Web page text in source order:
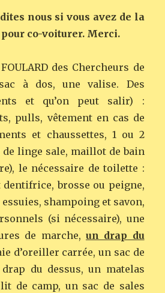
nous si vous avez de la
co-voiturer. Merci.
des Chercheurs de
à dos, une valise. Des
et qu’on peut salir) :
pulls, vêtement en cas de
et chaussettes, 1 ou 2
de linge sale, maillot de bain
le nécessaire de toilette :
dentifrice, brosse ou peigne,
shampoing et savon,
(si nécessaire), une
de marche, un drap du
d’oreiller carrée, un sac de
du dessus, un matelas
de camp, un sac de sales